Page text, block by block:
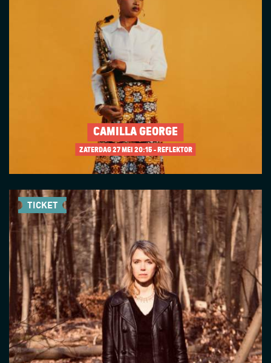
CAMILLA GEORGE
ZATERDAG 27 MEI 20:15 - REFLEKTOR
TICKET